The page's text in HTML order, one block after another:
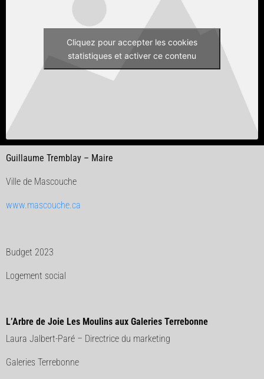
Cliquez pour accepter les cookies
statistiques et activer ce contenu
Guillaume Tremblay – Maire
Ville de Mascouche
www.mascouche.ca
Budget 2023
Logement social
L’Arbre de Joie Les Moulins aux Galeries Terrebonne
Laura Jalbert-Paré – Directrice du marketing
Galeries Terrebonne